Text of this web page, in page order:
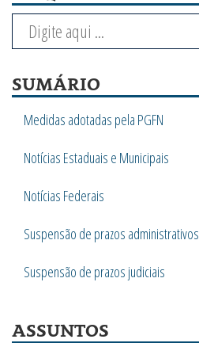
SUMÁRIO
Medidas adotadas pela PGFN
Notícias Estaduais e Municipais
Notícias Federais
Suspensão de prazos administrativos
Suspensão de prazos judiciais
ASSUNTOS